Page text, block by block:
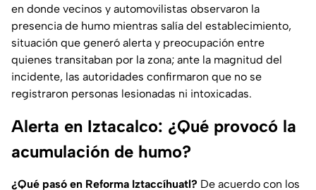
en donde vecinos y automovilistas observaron la
presencia de humo mientras salía del establecimiento,
situación que generó alerta y preocupación entre
quienes transitaban por la zona; ante la magnitud del
incidente, las autoridades confirmaron que no se
registraron personas lesionadas ni intoxicadas.
Alerta en Iztacalco: ¿Qué provocó la
acumulación de humo?
¿Qué pasó en Reforma Iztaccíhuatl? De acuerdo con los